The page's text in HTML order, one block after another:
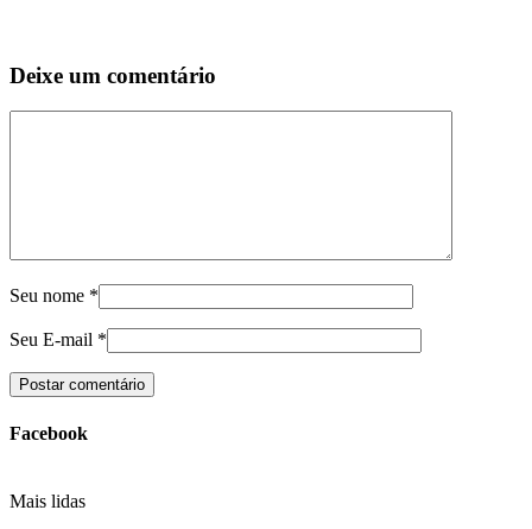
Deixe um comentário
Seu nome *
Seu E-mail *
Facebook
Mais lidas